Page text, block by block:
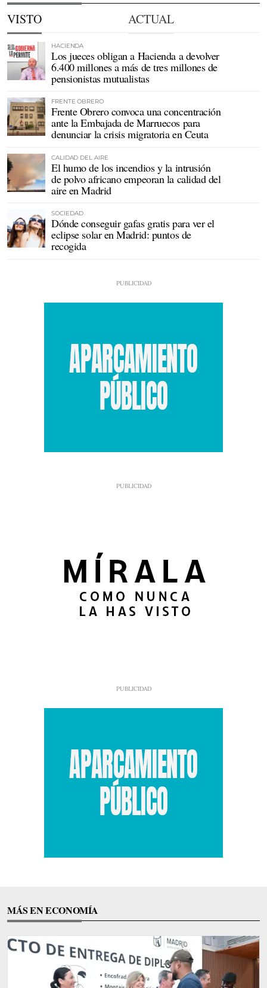
VISTO ACTUAL
HACIENDA
Los jueces obligan a Hacienda a devolver
6.400 millones a más de tres millones de
pensionistas mutualistas
FRENTE OBRERO
Frente Obrero convoca una concentración
ante la Embajada de Marruecos para
denunciar la crisis migratoria en Ceuta
CALIDAD DEL AIRE
El humo de los incendios y la intrusión
de polvo africano empeoran la calidad del
aire en Madrid
SOCIEDAD
Dónde conseguir gafas gratis para ver el
eclipse solar en Madrid: puntos de
recogida
MÁS EN ECONOMÍA